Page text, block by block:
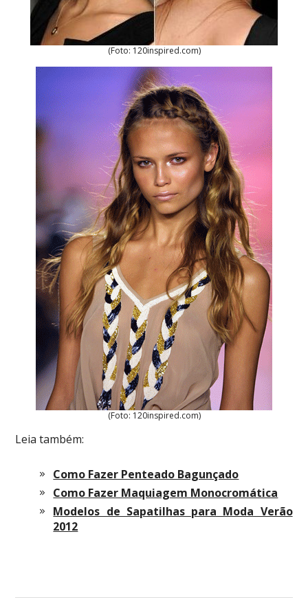
(Foto: 120inspired.com)
(Foto: 120inspired.com)
Leia também:
Como Fazer Penteado Bagunçado
Como Fazer Maquiagem Monocromática
Modelos de Sapatilhas para Moda Verão
2012